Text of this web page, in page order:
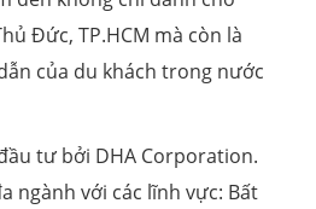
Đức, TP.HCM mà còn là
của du khách trong nước
tư bởi DHA Corporation.
ngành với các lĩnh vực: Bất